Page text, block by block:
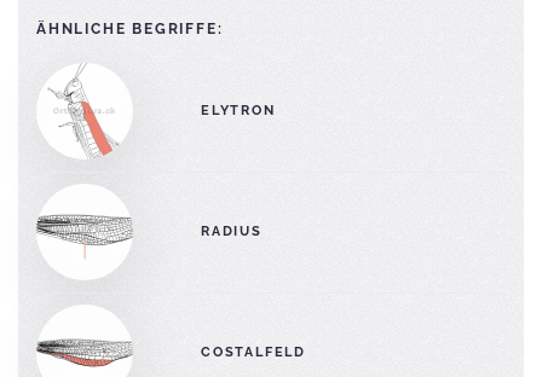
ÄHNLICHE BEGRIFFE:
ELYTRON
RADIUS
COSTALFELD